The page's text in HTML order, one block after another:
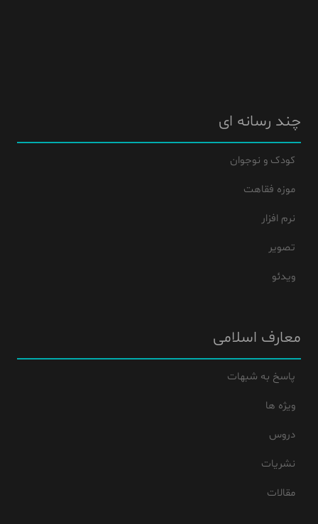
چند رسانه ای
کودک و نوجوان
موزه فقاهت
نرم افزار
تصویر
ویدئو
معارف اسلامی
پاسخ به شبهات
ویژه ها
دروس
نشریات
مقالات